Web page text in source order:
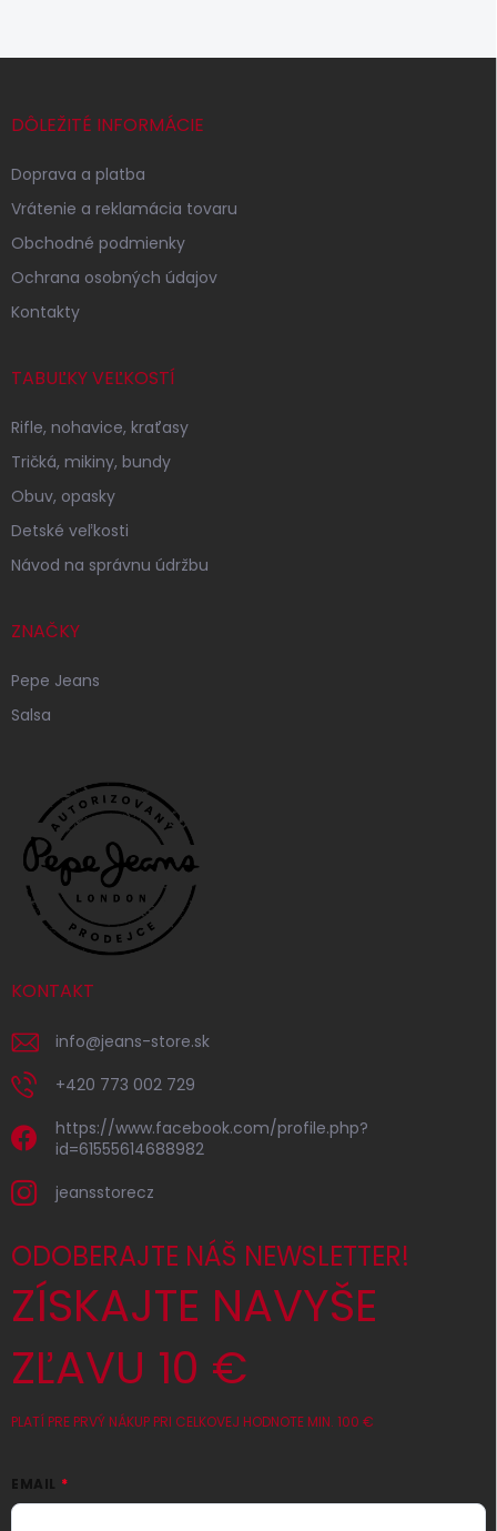
pDÔLEŽITÉ INFORMÁCIE
Doprava a platba
Vrátenie a reklamácia tovaru
Obchodné podmienky
Ochrana osobných údajov
Kontakty
TABUĽKY VEĽKOSTÍ
Rifle, nohavice, kraťasy
Tričká, mikiny, bundy
Obuv, opasky
Detské veľkosti
Návod na správnu údržbu
ZNAČKY
Pepe Jeans
Salsa
KONTAKT
info@jeans-store.sk
+420 773 002 729
https://www.facebook.com/profile.php?
id=61555614688982
jeansstorecz
ODOBERAJTE NÁŠ NEWSLETTER!
ZÍSKAJTE NAVYŠE
ZĽAVU 10 €
PLATÍ PRE PRVÝ NÁKUP PRI CELKOVEJ HODNOTE MIN. 100 €
EMAIL